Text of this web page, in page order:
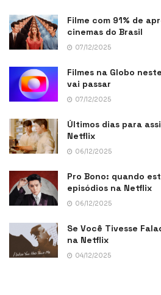
Filme com 91% de
cinemas do Brasil
07/12/2025
Filmes na Globo
vai passar
07/12/2025
Últimos dias para
Netflix
06/12/2025
Pro Bono: quando
episódios na Netflix
06/12/2025
Se Você Tivesse
na Netflix
04/12/2025